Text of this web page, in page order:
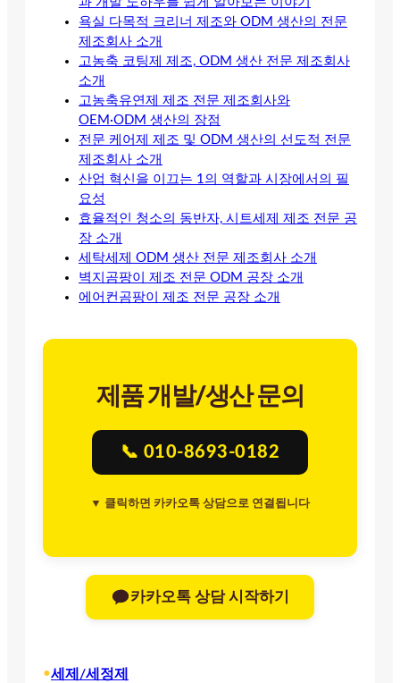
욕실 다목적 크리너 제조와 ODM 생산의 전문
제조회사 소개
고농축 코팅제 제조, ODM 생산 전문 제조회사
소개
고농축유연제 제조 전문 제조회사와
OEM·ODM 생산의 장점
전문 케어제 제조 및 ODM 생산의 선도적 전문
제조회사 소개
산업 혁신을 이끄는 1의 역할과 시장에서의 필
요성
효율적인 청소의 동반자, 시트세제 제조 전문 공
장 소개
세탁세제 ODM 생산 전문 제조회사 소개
벽지곰팡이 제조 전문 ODM 공장 소개
에어컨곰팡이 제조 전문 공장 소개
제품 개발/생산 문의
📞 010-8693-0182
▼ 클릭하면 카카오톡 상담으로 연결됩니다
카카오톡 상담 시작하기
•세제/세정제